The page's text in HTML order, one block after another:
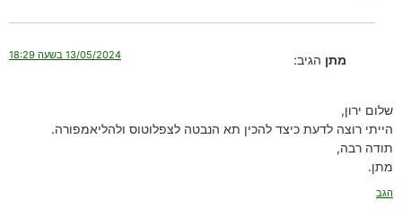
מתן הגיב: 13/05/2024 בשעה 18:29
שלום ירון,
הייתי רוצה לדעת כיצד להכין תא הנבטה לצפלוטוס ולהליאמפורה.
תודה רבה,
מתן.
הגב